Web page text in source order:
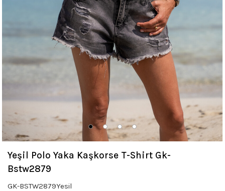
Yeşil Polo Yaka Kaşkorse T-Shirt Gk-
Bstw2879
GK-BSTW2879Yesil